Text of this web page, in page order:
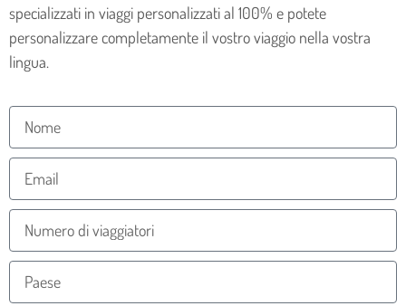
specializzati in viaggi personalizzati al 100% e potete
personalizzare completamente il vostro viaggio nella vostra
lingua.